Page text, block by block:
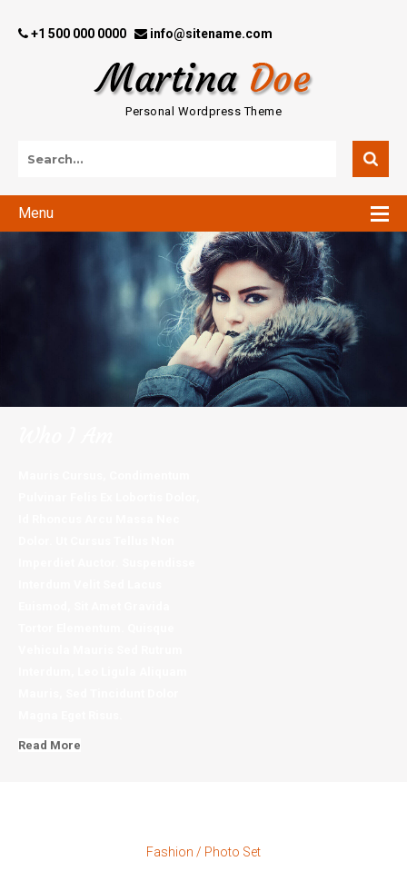
+1 500 000 0000 info@sitename.com
Personal Wordpress Theme
Menu
Read More
Fashion / Photo Set